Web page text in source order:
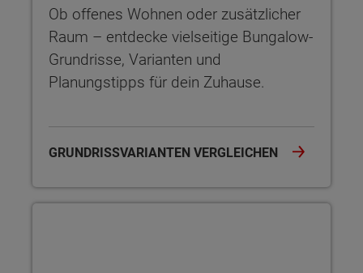
Ob offenes Wohnen oder zusätzlicher
Raum – entdecke vielseitige Bungalow-
Grundrisse, Varianten und
Planungstipps für dein Zuhause.
GRUNDRISSVARIANTEN VERGLEICHEN